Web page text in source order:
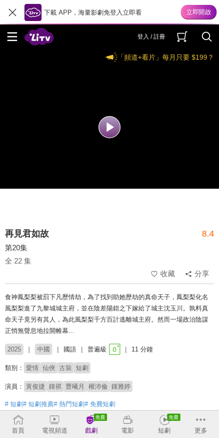
下載 APP，海量影劇免登入立即看
登入 / 註冊
「頻道+看片」每月只要 $199？
再見君如故 8.4
第20集
全 22 集
收藏
分享
食神鳳梨梨被罰下凡歷情劫，為了找到助她歷劫的真命天子，鳳梨梨化名
風梨梨進了九黎城城主府，並在陰差陽錯之下嫁給了城主沈玉川。孰料真
命天子竟另有其人，為此風梨梨千方百計逃離城主府。然而一場政治陰謀
正悄無聲息地拉開帷幕...
2025 中國 國語 普遍級 11 分鐘
類別： 愛情 仙俠 古裝 短劇
演員： 黃俊捷 鍾祺 曹曦月 權沛倫 鍾雅婷
# 短劇 # 短劇推薦# 熱門短劇 # 免費短劇
首頁 電視頻道 戲劇 電影 短劇 更多